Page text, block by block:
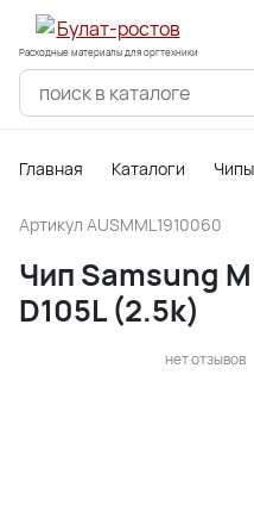
Расходные материалы для оргтехники
Главная Каталоги Чипы
Артикул AUSMML1910060
Чип Samsung
D105L (2.5k)
нет отзывов